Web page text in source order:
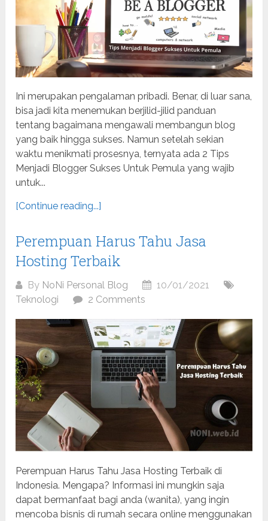
Ini merupakan pengalaman pribadi. Benar, di luar sana,
bisa jadi kita menemukan berjilid-jilid panduan
tentang bagaimana mengawali membangun blog
yang baik hingga sukses. Namun setelah sekian
waktu menikmati prosesnya, ternyata ada 2 Tips
Menjadi Blogger Sukses Untuk Pemula yang wajib
untuk...
[Continue reading...]
Perempuan Harus Tahu Jasa
Hosting Terbaik
By NoNi Personal Blog
10/01/2021
Teknologi
2 Comments
Perempuan Harus Tahu Jasa Hosting Terbaik di
Indonesia. Mengapa? Informasi ini mungkin saja
dapat bermanfaat bagi anda (wanita), yang ingin
mencoba bisnis di rumah secara online menggunakan